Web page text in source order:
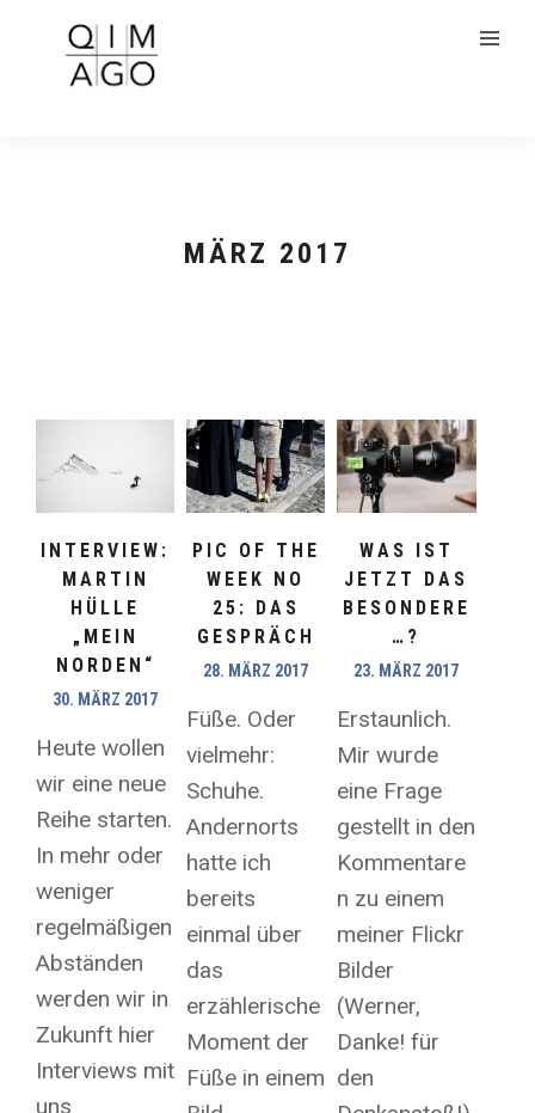
MÄRZ 2017
INTERVIEW:
MARTIN
HÜLLE
„MEIN
NORDEN“
30. MÄRZ 2017
Heute wollen
wir eine neue
Reihe starten.
In mehr oder
weniger
regelmäßigen
Abständen
werden wir in
Zukunft hier
Interviews mit
uns
PIC OF THE
WEEK NO
25: DAS
GESPRÄCH
28. MÄRZ 2017
Füße. Oder
vielmehr:
Schuhe.
Andernorts
hatte ich
bereits
einmal über
das
erzählerische
Moment der
Füße in einem
WAS IST
JETZT DAS
BESONDERE
…?
23. MÄRZ 2017
Erstaunlich.
Mir wurde
eine Frage
gestellt in den
Kommentare
n zu einem
meiner Flickr
Bilder
(Werner,
Danke! für
den